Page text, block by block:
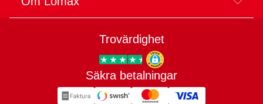
Trovärdighet
Trygg E-handel
Säkra betalningar